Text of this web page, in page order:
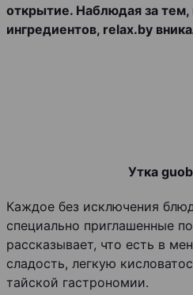
открытие. Наблюдая за тем,
ингредиентов, relax.by
Утка
Каждое без исключения
специально приглашенные
рассказывает, что есть в
сладость, легкую
тайской гастрономии.